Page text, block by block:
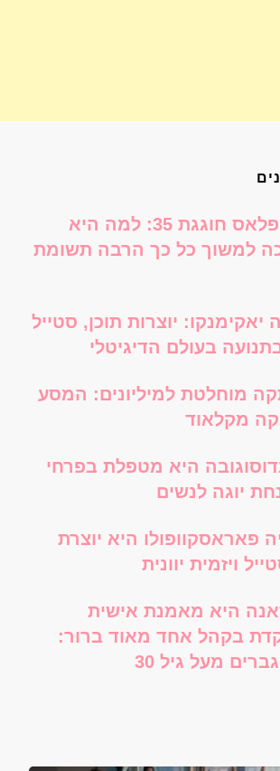
לינדזי פלאס חוגגת 35: למה היא
למשוך כל כך הרבה תשומת
יאקימנקו: יוצרות תוכן, סטייל
בעולם הדיגיטלי
מוחלטת למיליונים: המסע
מקלאוד
היא מטפלת בפרחי
יוגה לנשים
פאראסקוופולו היא יוצרת
ויזמית יוונית
היא מאמנת אישית
בקהל אחד מאוד ברור:
מעל גיל 30